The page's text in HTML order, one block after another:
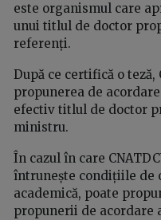
este organismul care
unui titlul de doctor
referenți.
După ce certifică o teză,
propunerea de
efectiv titlul de doctor
ministru.
În cazul în care
întrunește condițiile de
academică, poate
propunerii de acordare